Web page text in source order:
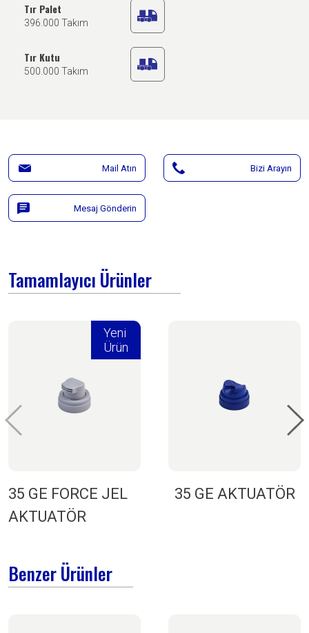
Tır Palet
396.000 Takım
Tır Kutu
500.000 Takım
Mail Atın Bizi Arayın
Mesaj Gönderin
Tamamlayıcı Ürünler
Yeni
Ürün
35 GE FORCE JEL
AKTUATÖR
35 GE AKTUATÖR
Benzer Ürünler